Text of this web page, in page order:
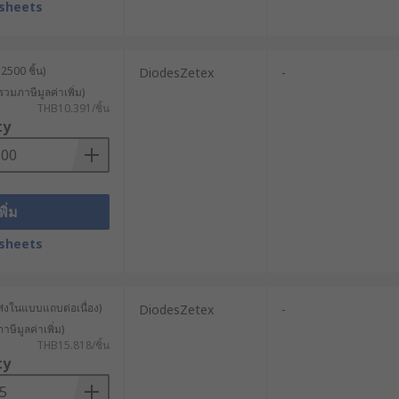
ชิ้น)
วมภาษีมูลค่าเพิ่ม)
THB10.391/ชิ้น
ม
DiodesZetex -
ในแบบแถบต่อเนื่อง)
ษีมูลค่าเพิ่ม)
THB15.818/ชิ้น
DiodesZetex -